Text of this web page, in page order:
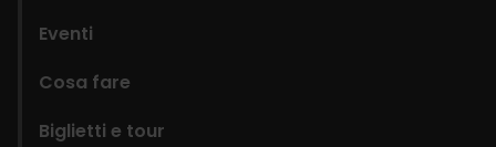
Eventi
Cosa fare
Biglietti e tour